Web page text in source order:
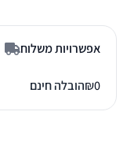
אפשרויות משלוח
₪0 הובלה חינם